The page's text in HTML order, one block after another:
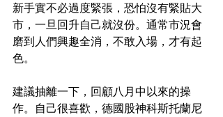
新手實不必過度緊張，恐怕沒有緊貼大
市，一旦回升自己就沒份。通常市況會
磨到人們興趣全消，不敢入場，才有起
色。
建議抽離一下，回顧八月中以來的操
作。自己很喜歡，德國股神科斯托蘭尼